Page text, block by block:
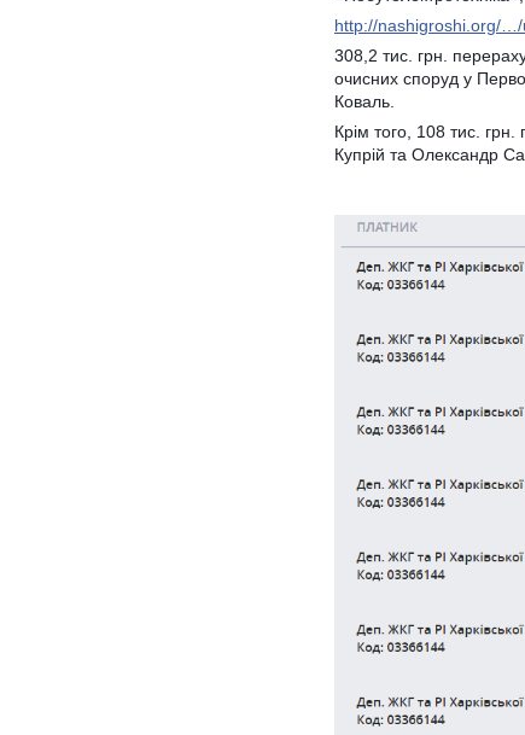
http://nashigroshi.org/
308,2 тис. грн.
очисних споруд у
Коваль.
Крім того, 108 тис.
Купрій та Олександр